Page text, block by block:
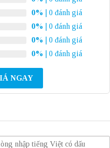
0%
| 0 đánh giá
0%
| 0 đánh giá
0%
| 0 đánh giá
0% | 0 đánh giá
NGAY